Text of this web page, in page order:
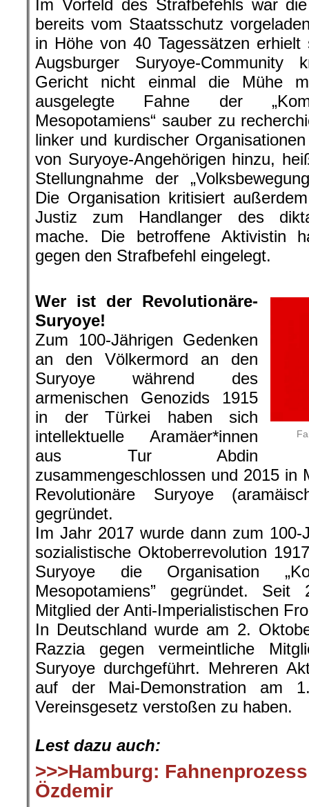
Im Vorfeld des Strafbefehls war
bereits vom Staatsschutz
in Höhe von 40 Tagessätzen
Augsburger Suryoye-
Gericht nicht einmal die Mühe
ausgelegte Fahne der
Mesopotamiens“ sauber zu
linker und kurdischer
von Suryoye-Angehörigen hinzu,
Stellungnahme der
Die Organisation kritisiert
Justiz zum Handlanger des
mache. Die betroffene Aktivistin
gegen den Strafbefehl eingelegt.
Wer ist der Revolutionäre-
Suryoye!
Zum 100-Jährigen Gedenken
an den Völkermord an den
Suryoye während des
armenischen Genozids 1915
in der Türkei haben sich
intellektuelle Aramäer*innen
aus Tur Abdin
zusammengeschlossen und 2015 in
Revolutionäre Suryoye
gegründet.
Im Jahr 2017 wurde dann zum 100-
sozialistische Oktoberrevolution
Suryoye die Organisation
Mesopotamiens” gegründet.
Mitglied der Anti-Imperialistischen
In Deutschland wurde am 2.
Razzia gegen vermeintliche
Suryoye durchgeführt. Mehreren
auf der Mai-Demonstration am
Vereinsgesetz verstoßen zu haben.
Lest dazu auch:
>>>Hamburg:
Özdemir